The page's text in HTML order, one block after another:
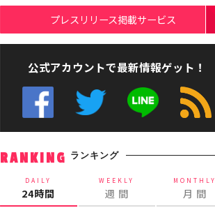
プレスリリース掲載サービス
公式アカウントで最新情報ゲット！
RANKING ランキング
DAILY
24時間
WEEKLY
週 間
MONTHLY
月 間